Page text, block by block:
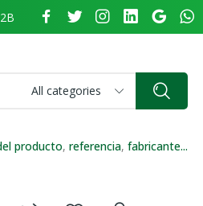
All categories
producto,referencia,fabricante...